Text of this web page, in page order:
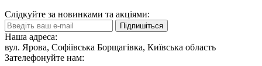
Слідкуйте за новинками та акціями:
Підпишіться
Наша адреса:
вул. Ярова, Софіївська Борщагівка, Київська область
Зателефонуйте нам: